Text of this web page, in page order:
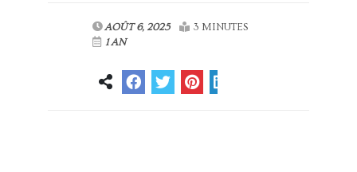
AOÛT 6, 2025
3 MINUTES
1 AN